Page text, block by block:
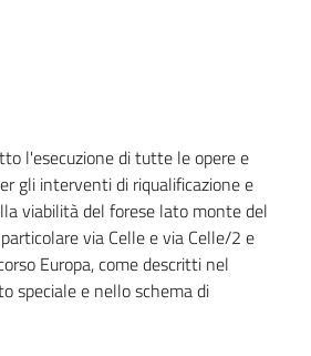
l'esecuzione di tutte le opere e
gli interventi di riqualificazione e
viabilità del forese lato monte del
via Celle e via Celle/2 e
Europa, come descritti nel
speciale e nello schema di